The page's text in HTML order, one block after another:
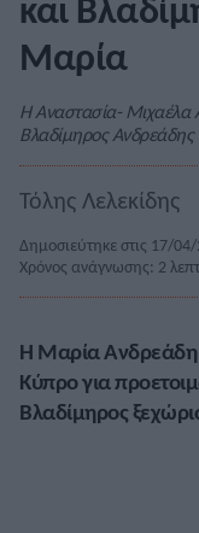
και
Μαρία
Η Αναστασία- Μιχαέλα
Βλαδίμηρος Ανδρεάδης
Τόλης Λελεκίδης
Δημοσιεύτηκε στις 17/
Χρόνος ανάγνωσης: 2
Η Μαρία Ανδρεάδη
Κύπρο για
Βλαδίμηρος